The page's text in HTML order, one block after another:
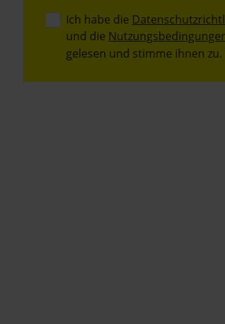
Ich habe die
und die
gelesen und stimme ihnen zu.